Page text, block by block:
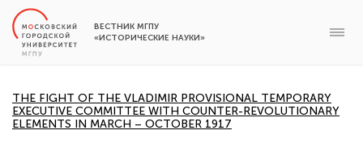
ВЕСТНИК МГПУ
«ИСТОРИЧЕСКИЕ НАУКИ»
THE FIGHT OF THE VLADIMIR PROVISIONAL TEMPORARY
EXECUTIVE COMMITTEE WITH COUNTER-REVOLUTIONARY
ELEMENTS IN MARCH – OCTOBER 1917